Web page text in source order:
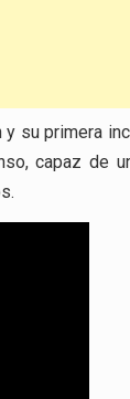
su primera
capaz de